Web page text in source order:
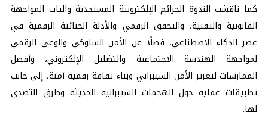
كما ناقشت الندوة الجرائم الإلكترونية المستحدثة وآليات المواجهة
القانونية والتقنية، والتحقق الرقمي والأدلة الجنائية الرقمية في
عصر الذكاء الاصطناعي، فضلًا عن الأمن السلوكي والوعي الرقمي
لمواجهة الهندسة الاجتماعية والتضليل الإلكتروني، وأفضل
الممارسات لتعزيز الأمن السيبراني وبناء ثقافة رقمية آمنة، إلى جانب
تطبيقات عملية حول الهجمات السيبرانية الحديثة وطرق التصدي
لها.